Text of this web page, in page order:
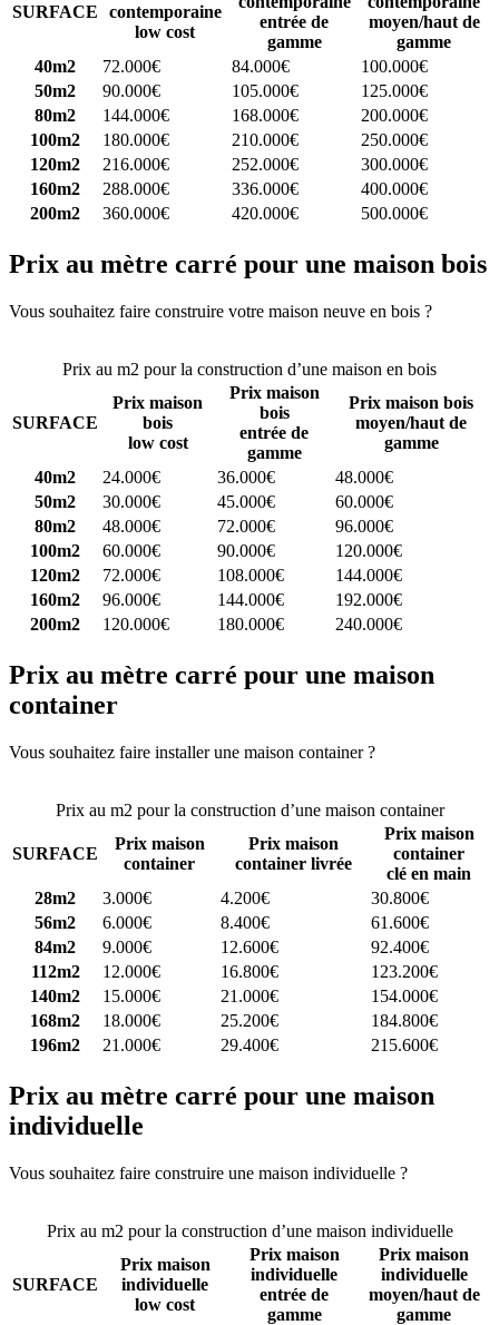
SURFACE
contemporaine
low cost
entrée de
gamme
moyen/haut de
gamme
40m2
72.000€ 84.000€
100.000€
50m2
90.000€ 105.000€
125.000€
80m2
144.000€ 168.000€
200.000€
100m2
180.000€ 210.000€
250.000€
120m2
216.000€ 252.000€
300.000€
160m2
288.000€ 336.000€
400.000€
200m2
360.000€ 420.000€ 500.000€
Prix au mètre carré pour une maison bois
Vous souhaitez faire construire votre maison neuve en bois ?
Prix au m2 pour la construction d’une maison en bois
SURFACE
Prix maison
bois
low cost
Prix maison
bois
entrée de
gamme
Prix maison bois
moyen/haut de
gamme
40m2
24.000€ 36.000€
48.000€
50m2
30.000€ 45.000€
60.000€
80m2
48.000€ 72.000€
96.000€
100m2
60.000€ 90.000€
120.000€
120m2
72.000€ 108.000€
144.000€
160m2
96.000€ 144.000€
192.000€
200m2
120.000€ 180.000€ 240.000€
Prix au mètre carré pour une maison
container
Vous souhaitez faire installer une maison container ?
Prix au m2 pour la construction d’une maison container
SURFACE
Prix maison
container
Prix maison
container livrée
Prix maison
container
clé en main
28m2
3.000€ 4.200€
30.800€
56m2
6.000€ 8.400€
61.600€
84m2
9.000€ 12.600€
92.400€
112m2
12.000€ 16.800€
123.200€
140m2
15.000€ 21.000€
154.000€
168m2
18.000€ 25.200€
184.800€
196m2
21.000€ 29.400€ 215.600€
Prix au mètre carré pour une maison
individuelle
Vous souhaitez faire construire une maison individuelle ?
Prix au m2 pour la construction d’une maison individuelle
SURFACE
Prix maison
individuelle
low cost
Prix maison
individuelle
entrée de
gamme
Prix maison
individuelle
moyen/haut de
gamme